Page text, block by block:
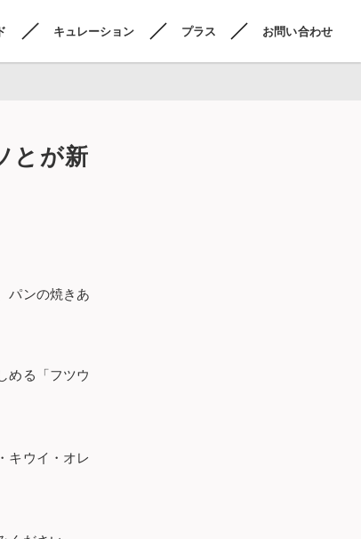
キュレーション プラス お問い合わせ
とが新
パンの焼きあ
める「フツウ
キウイ・オレ